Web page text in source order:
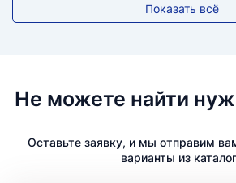
Показать всё
Не можете найти
Оставьте заявку, и мы отправим
варианты из